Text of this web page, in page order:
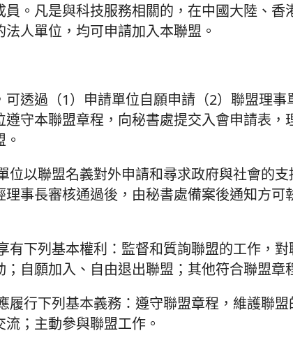
。凡是與科技服務相關的，在中國大陸、
人單位，均可申請加入本聯盟。
可透過（1）申請單位自願申請（2）聯盟理
守本聯盟章程，向秘書處提交入會申請表
位以聯盟名義對外申請和尋求政府與社會的
事長審核通過後，由秘書處備案後通知方
有下列基本權利：監督和質詢聯盟的工作，
自願加入、自由退出聯盟；其他符合聯盟章
履行下列基本義務：遵守聯盟章程，維護聯
；主動參與聯盟工作。